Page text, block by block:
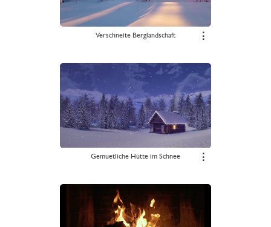
Verschneite Berglandschaft ⋮
Gemuetliche Hütte im Schnee ⋮